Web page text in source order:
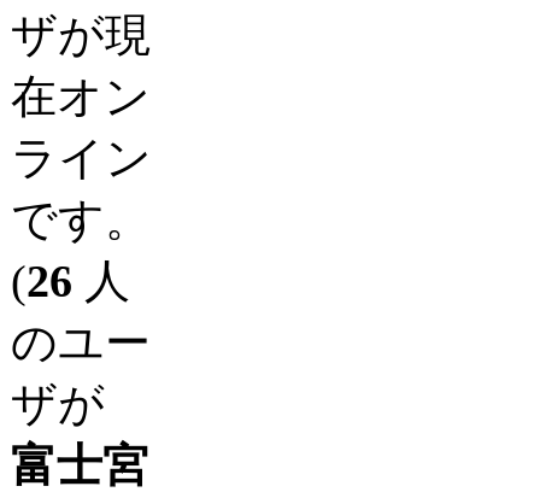
ザが現
在オン
ライン
です。
(26 人
のユー
ザが
富士宮